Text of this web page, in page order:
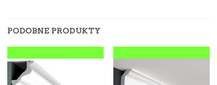
PODOBNE PRODUKTY